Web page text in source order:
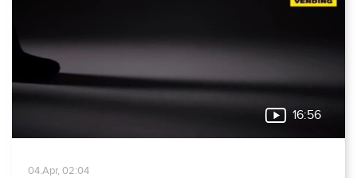
16:56
04.Apr, 02:04